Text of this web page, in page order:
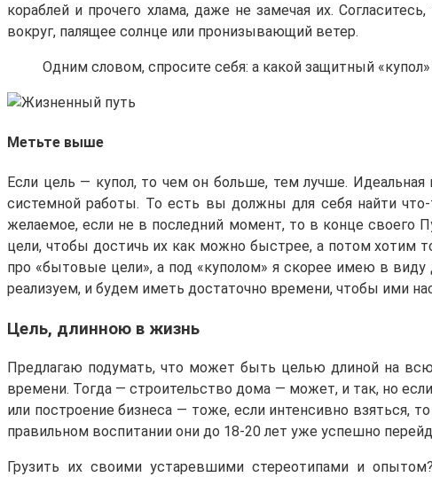
кораблей и прочего хлама, даже не замечая их.
вокруг, палящее солнце или пронизывающий ветер.
Одним словом, спросите себя: а какой защитный «купол»
Метьте выше
Если цель — купол, то чем он больше, тем лучше.
системной работы. То есть вы должны для себя найти
желаемое, если не в последний момент, то в конце
цели, чтобы достичь их как можно быстрее, а потом хотим
про «бытовые цели», а под «куполом» я скорее имею в
реализуем, и будем иметь достаточно времени, чтобы ими
Цель, длинною в жизнь
Предлагаю подумать, что может быть целью длиной на
времени. Тогда — строительство дома — может, и так, но
или построение бизнеса — тоже, если интенсивно взяться,
правильном воспитании они до 18-20 лет уже успешно
Грузить их своими устаревшими стереотипами и